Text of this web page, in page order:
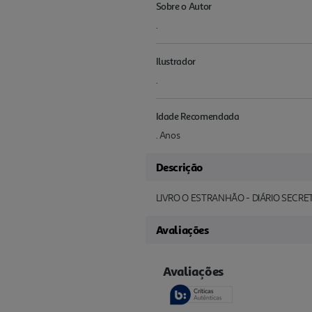
Sobre o Autor
.
Ilustrador
.
Idade Recomendada
. Anos
Descrição
LIVRO O ESTRANHÃO - DIÁRIO
Avaliações